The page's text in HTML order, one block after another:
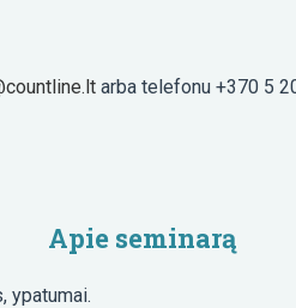
arba telefonu +370 5
Apie seminarą
ypatumai.